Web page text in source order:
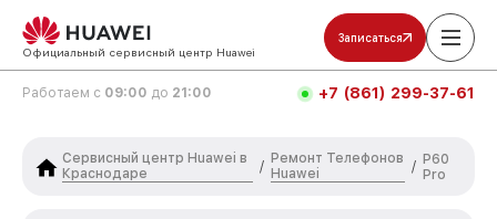
Официальный сервисный центр Huawei
Записаться
Работаем с 09:00 до 21:00 +7 (861) 299-37-61
Сервисный центр Huawei в
Краснодаре
/
Ремонт Телефонов
Huawei
/ P60
Pro